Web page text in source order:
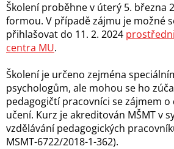
Školení proběhne v úterý 5. března
formou. V případě zájmu je možné
přihlašovat do 11. 2. 2024
centra MU.
Školení je určeno zejména
psychologům, ale mohou se ho
pedagogičtí pracovníci se zájmem
učení. Kurz je akreditován MŠMT v
vzdělávání pedagogických
MSMT-6722/2018-1-362).